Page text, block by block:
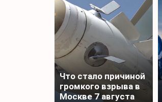
Что стало причиной
громкого взрыва в
Москве 7 августа